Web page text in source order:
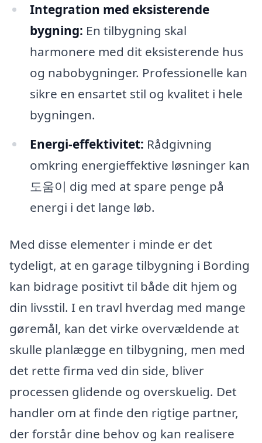
Integration med eksisterende
bygning: En tilbygning skal
harmonere med dit eksisterende hus
og nabobygninger. Professionelle kan
sikre en ensartet stil og kvalitet i hele
bygningen.
Energi-effektivitet: Rådgivning
omkring energieffektive løsninger kan
도움이 dig med at spare penge på
energi i det lange løb.
Med disse elementer i minde er det
tydeligt, at en garage tilbygning i Bording
kan bidrage positivt til både dit hjem og
din livsstil. I en travl hverdag med mange
gøremål, kan det virke overvældende at
skulle planlægge en tilbygning, men med
det rette firma ved din side, bliver
processen glidende og overskuelig. Det
handler om at finde den rigtige partner,
der forstår dine behov og kan realisere